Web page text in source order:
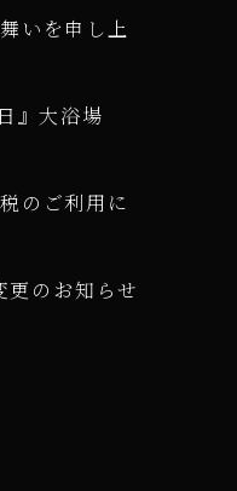
いを申し上
』大浴場
のご利用に
のお知らせ